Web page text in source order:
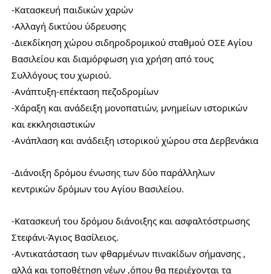
-Κατασκευή παιδικών χαρών
-Αλλαγή δικτύου ύδρευσης
-Διεκδίκηση χώρου σιδηροδρομικού σταθμού ΟΣΕ Αγίου
Βασιλείου και διαμόρφωση για χρήση από τους
Συλλόγους του χωριού.
-Ανάπτυξη-επέκταση πεζοδρομίων
-Χάραξη και ανάδειξη μονοπατιών, μνημείων ιστορικών
και εκκλησιαστικών
-Ανάπλαση και ανάδειξη ιστορικού χώρου στα Δερβενάκια
-Διάνοιξη δρόμου ένωσης των δύο παράλληλων
κεντρικών δρόμων του Αγίου Βασιλείου.
-Κατασκευή του δρόμου διάνοιξης και ασφαλτόστρωσης
Στεφάνι-Άγιος Βασίλειος.
-Αντικατάσταση των φθαρμένων πινακίδων σήμανσης ,
αλλά και τοποθέτηση νέων ,όπου θα περιέχονται τα